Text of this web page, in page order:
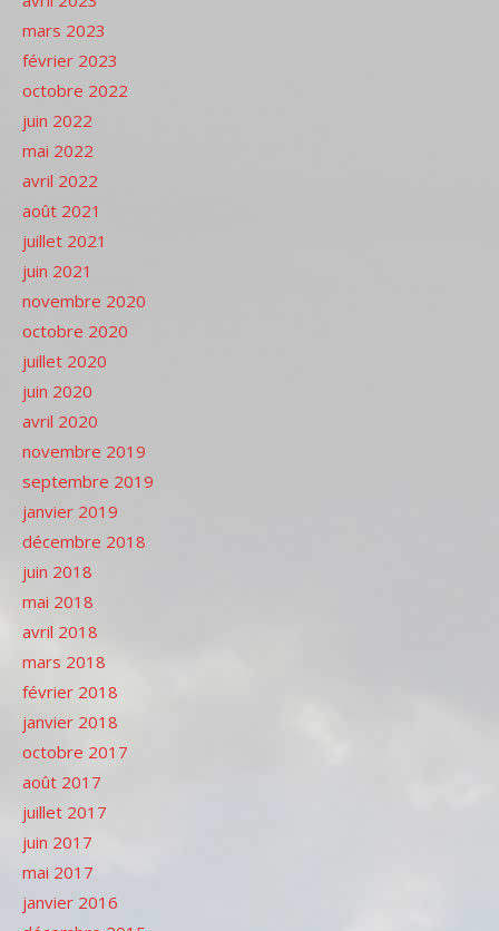
mars 2023
février 2023
octobre 2022
juin 2022
mai 2022
avril 2022
août 2021
juillet 2021
juin 2021
novembre 2020
octobre 2020
juillet 2020
juin 2020
avril 2020
novembre 2019
septembre 2019
janvier 2019
décembre 2018
juin 2018
mai 2018
avril 2018
mars 2018
février 2018
janvier 2018
octobre 2017
août 2017
juillet 2017
juin 2017
mai 2017
janvier 2016